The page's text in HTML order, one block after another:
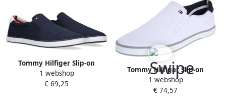
Tommy Hilfiger Slip-on
sneakers ICONIC SLIP ON
SNEAKER Slipper
1 webshop
€ 69,25
Tommy Hilfiger Slip-on
sneakers ICONIC SLIP ON
SNEAKER Slipper
1 webshop
€ 74,57